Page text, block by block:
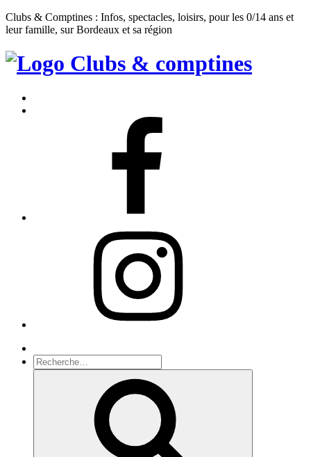
Clubs & Comptines : Infos, spectacles, loisirs, pour les 0/14 ans et
leur famille, sur Bordeaux et sa région
Clubs
Comptines
Recherche
pour